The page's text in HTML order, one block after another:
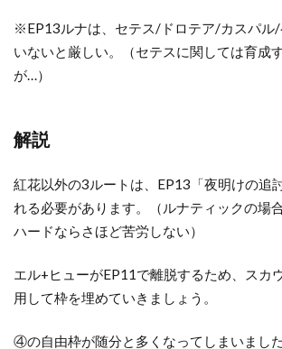
※EP13ルナは、セテス/ドロテア/カスパル/
いないと厳しい。（セテスに関しては育成
が…）
解説
紅花以外の3ルートは、EP13「夜明けの追
れる必要があります。（ルナティックの場
ハードならさほど苦労しない）
エル+ヒューがEP11で離脱するため、スカ
用して枠を埋めていきましょう。
④の自由枠が随分と多くなってしまいまし